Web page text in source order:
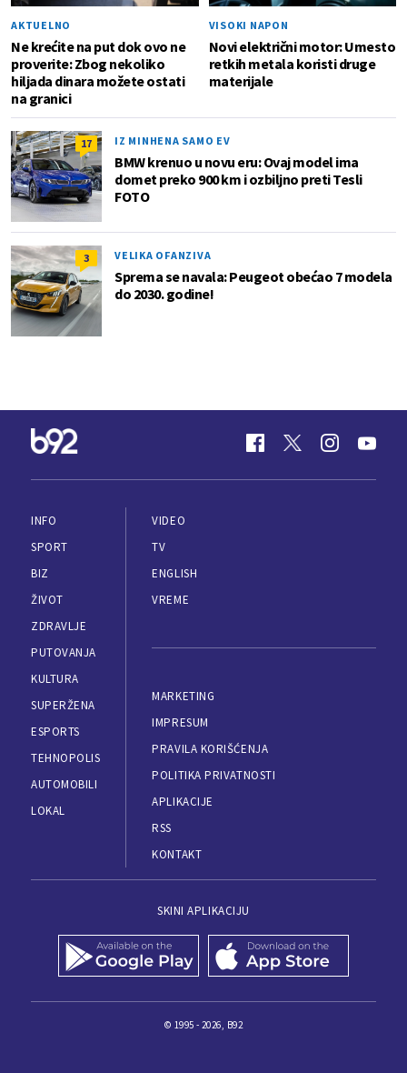
AKTUELNO
Ne krećite na put dok ovo ne
proverite: Zbog nekoliko
hiljada dinara možete ostati
na granici
VISOKI NAPON
Novi električni motor: Umesto
retkih metala koristi druge
materijale
17 IZ MINHENA SAMO EV
BMW krenuo u novu eru: Ovaj model ima
domet preko 900 km i ozbiljno preti Tesli
FOTO
3 VELIKA OFANZIVA
Sprema se navala: Peugeot obećao 7 modela
do 2030. godine!
INFO
SPORT
BIZ
ŽIVOT
ZDRAVLJE
PUTOVANJA
KULTURA
SUPERŽENA
ESPORTS
TEHNOPOLIS
AUTOMOBILI
LOKAL
VIDEO
TV
ENGLISH
VREME
MARKETING
IMPRESUM
PRAVILA KORIŠĆENJA
POLITIKA PRIVATNOSTI
APLIKACIJE
RSS
KONTAKT
SKINI APLIKACIJU
© 1995 - 2026, B92